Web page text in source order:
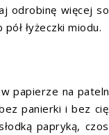
odrobinę więcej
łyżeczki miodu.
w papierze na
panierki i bez
papryką,